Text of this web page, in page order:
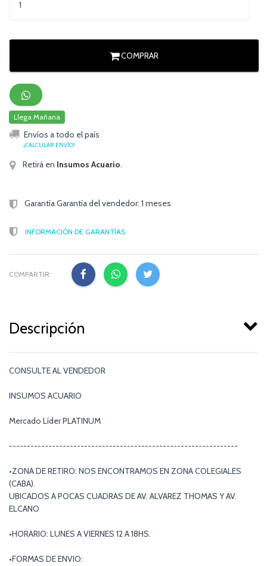
COMPRAR
Llega Mañana
Envíos a todo el país
¡CALCULAR ENVÍO!
Retirá en Insumos Acuario.
Garantía Garantía del vendedor: 1 meses
INFORMACIÓN DE GARANTÍAS
COMPARTIR:
Descripción
CONSULTE AL VENDEDOR
INSUMOS ACUARIO
Mercado Líder PLATINUM
----------------------------------------------------------------
•ZONA DE RETIRO: NOS ENCONTRAMOS EN ZONA COLEGIALES
(CABA).
UBICADOS A POCAS CUADRAS DE AV. ALVAREZ THOMAS Y AV.
ELCANO
•HORARIO: LUNES A VIERNES 12 A 18HS.
•FORMAS DE ENVIO: